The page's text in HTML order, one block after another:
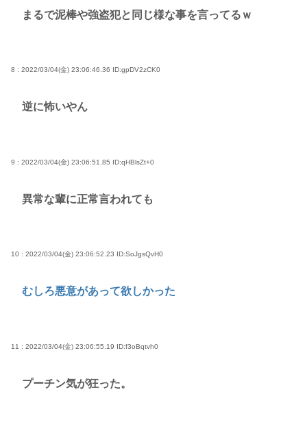
まるで泥棒や強盗犯と同じ様な事を言ってるｗ
8 : 2022/03/04(金) 23:06:46.36 ID:gpDV2zCK0
逆に怖いやん
9 : 2022/03/04(金) 23:06:51.85 ID:qHBlsZt+0
異常な輩に正常言われても
10 : 2022/03/04(金) 23:06:52.23 ID:SoJgsQvH0
むしろ悪意があって欲しかった
11 : 2022/03/04(金) 23:06:55.19 ID:f3oBqtvh0
プーチン気が狂った。